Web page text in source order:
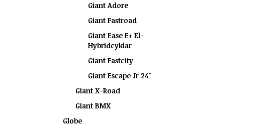
Giant Adore
Giant Fastroad
Giant Ease E+ El-
Hybridcyklar
Giant Fastcity
Giant Escape Jr 24"
Giant X-Road
Giant BMX
Globe